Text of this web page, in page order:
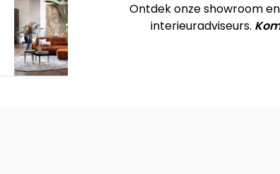
Ontdek onze showroom
interieuradviseurs.